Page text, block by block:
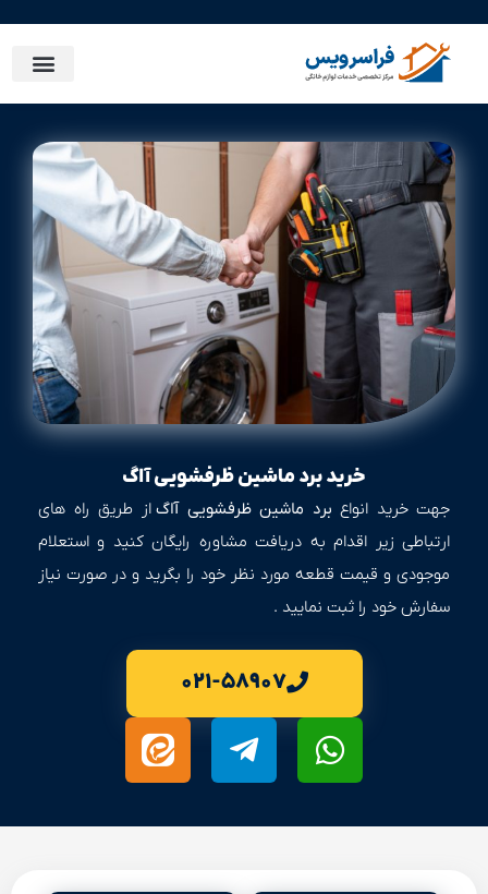
خرید برد ماشین ظرفشویی آاگ
جهت خرید انواع برد ماشین ظرفشویی آاگاز طریق راه های
ارتباطی زیر اقدام به دریافت مشاوره رایگان کنید و استعلام
موجودی و قیمت قطعه مورد نظر خود را بگرید و در صورت نیاز
سفارش خود را ثبت نمایید .
۰۲۱-۵۸۹۰۷